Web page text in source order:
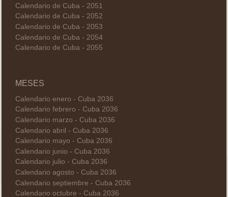
Calendario de Cuba - 2051
Calendario de Cuba - 2052
Calendario de Cuba - 2053
Calendario de Cuba - 2054
Calendario de Cuba - 2055
MESES
Calendario enero - Cuba 2036
Calendario febrero - Cuba 2036
Calendario marzo - Cuba 2036
Calendario abril - Cuba 2036
Calendario mayo - Cuba 2036
Calendario junio - Cuba 2036
Calendario julio - Cuba 2036
Calendario agosto - Cuba 2036
Calendario septiembre - Cuba 2036
Calendario octubre - Cuba 2036